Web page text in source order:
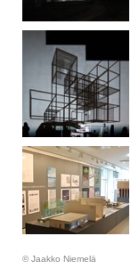
© Jaakko Niemelä